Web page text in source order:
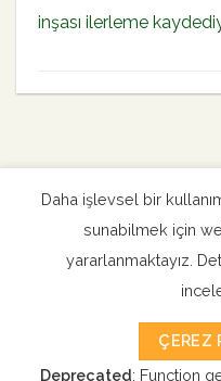
inşası ilerleme
Bahai Dünya
Bahai Eserleri Satış
Daha işlevsel bir
sunabilmek için
yararlanmaktayız.
ÇEREZ
Deprecated: Function